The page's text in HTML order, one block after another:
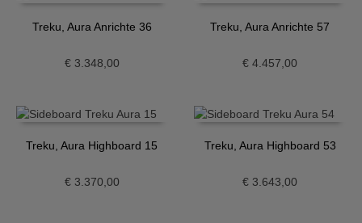
Treku, Aura Anrichte 36
€3.348,00
Treku, Aura Anrichte 57
€ 4.457,00
Treku, Aura Highboard 15
€3.370,00
Treku, Aura Highboard 53
€ 3.643,00